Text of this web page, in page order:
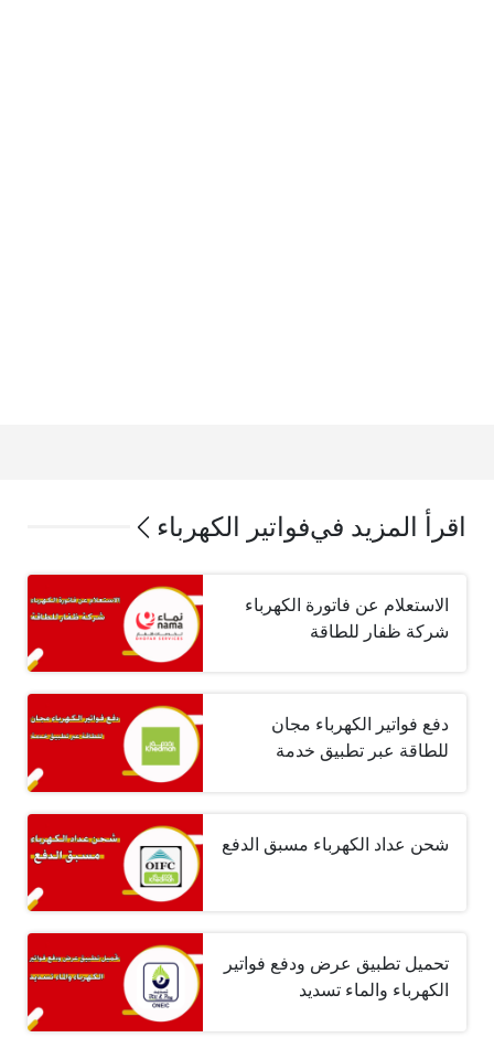
اقرأ المزيد فيفواتير الكهرباء
الاستعلام عن فاتورة الكهرباء
شركة ظفار للطاقة
دفع فواتير الكهرباء مجان
للطاقة عبر تطبيق خدمة
شحن عداد الكهرباء مسبق الدفع
تحميل تطبيق عرض ودفع فواتير
الكهرباء والماء تسديد